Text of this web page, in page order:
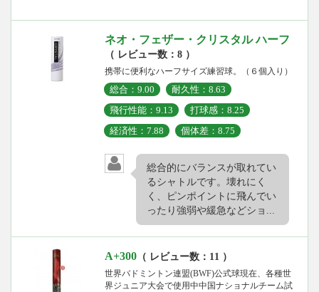
ネオ・フェザー・クリスタル ハーフ
（ レビュー数：8 ）
携帯に便利なハーフサイズ練習球。（６個入り）
総合：9.00
耐久性：8.63
飛行性能：9.13
打球感：8.25
経済性：7.88
個体差：8.75
総合的にバランスが取れてい
るシャトルです。壊れにく
く、ピンポイントに飛んでい
ったり強弱や緩急などショ...
A+300 （ レビュー数：11 ）
世界バドミントン連盟(BWF)公式球現在、各種世
界ジュニア大会で使用中中国ナショナルチーム試